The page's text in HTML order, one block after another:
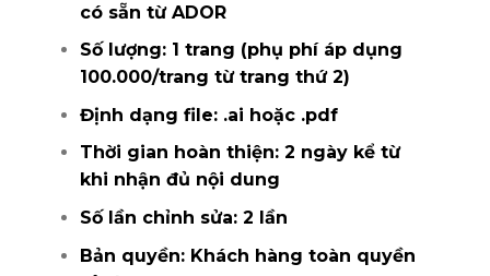
có sẵn từ ADOR
Số lượng:1 trang (phụ phí áp dụng
100.000/trang từ trang thứ 2)
Định dạng file: .ai hoặc .pdf
Thời gian hoàn thiện:2 ngày kể từ
khi nhận đủ nội dung
Số lần chỉnh sửa:2 lần
Bản quyền:Khách hàng toàn quyền